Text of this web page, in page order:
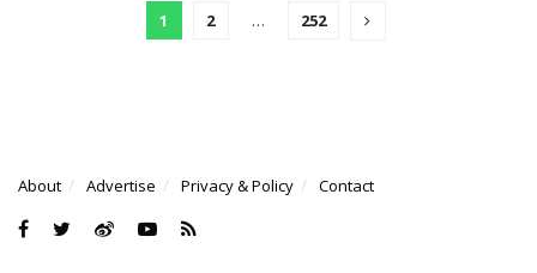
1 2 … 252
About Advertise Privacy & Policy Contact